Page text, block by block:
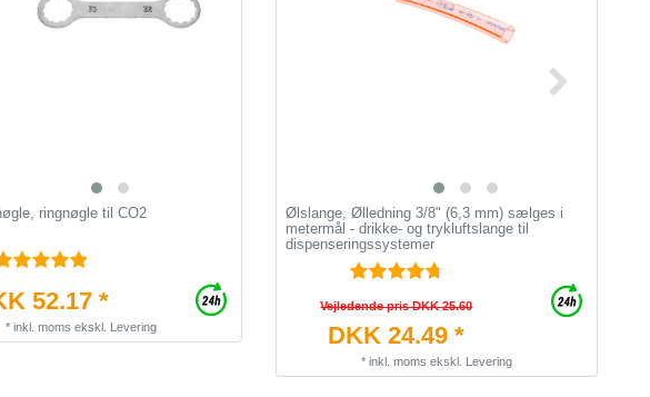
ringnøgle til CO2
52.17 *
* inkl. moms ekskl. Levering
Ølslange, Ølledning 3/8" (6,3 mm) sælges i
metermål - drikke- og trykluftslange til
dispenseringssystemer
Vejledende pris DKK 25.60
DKK 24.49 *
* inkl. moms ekskl. Levering